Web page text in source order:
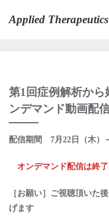
Applied Therapeutics
第1回症例解析か
ンデマンド動画配
配信期間 7月22日（木）
オンデマンド配信は終
［お願い］ご視聴頂いた
げます